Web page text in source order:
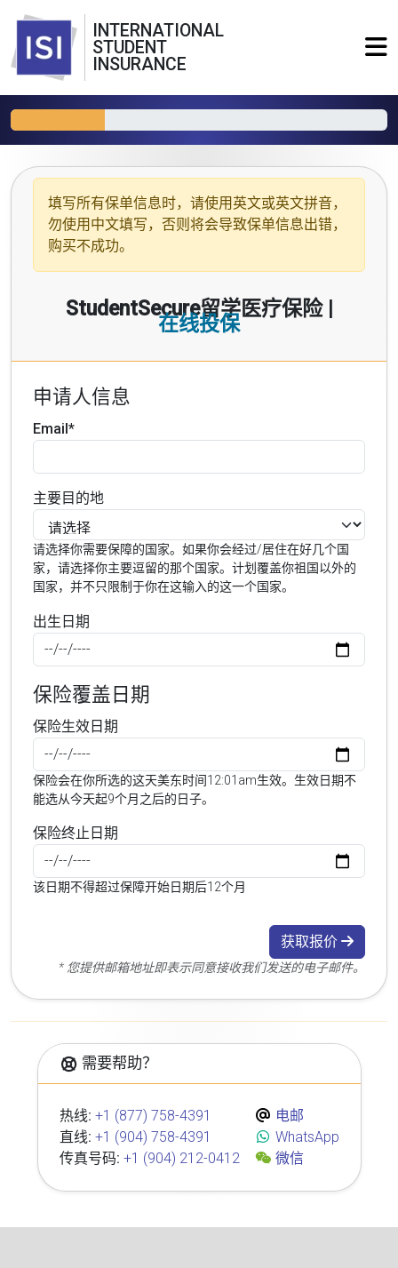
INTERNATIONAL
STUDENT
INSURANCE
填写所有保单信息时，请使用 英文或英文拼音，
勿使用中文填写，否则将会导致保单信息出错，
购买不成功。
StudentSecure留学医疗保险 |
在线投保
申请人信息
Email*
主要目的地
请选择你需要保障的国家。如果你会经过/居住在好几个国
家，请选择你主要逗留的那个国家。计划覆盖你祖国以外的
国家，并不只限制于你在这输入的这一个国家。
出生日期
保险覆盖日期
保险生效日期
保险会在你所选的这天美东时间12:01am生效。生效日期不
能选从今天起9个月之后的日子。
保险终止日期
该日期不得超过保障开始日期后12个月
获取报价
* 您提供邮箱地址即表示同意接收我们发送的电子邮件。
需要帮助？
热线: +1 (877) 758-4391
直线: +1 (904) 758-4391
传真号码: +1 (904) 212-0412
电邮
WhatsApp
微信